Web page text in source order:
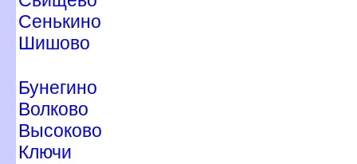
Сенькино
Шишово
Бунегино
олково
ысоково
Ключи